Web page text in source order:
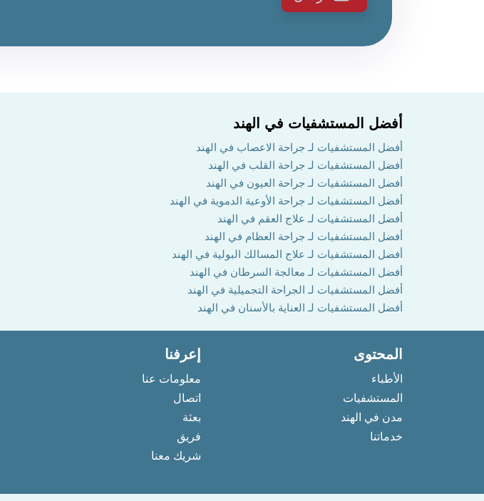
أفضل المستشفيات في الهند
أفضل المستشفيات لـ جراحة الاعصاب في الهند
أفضل المستشفيات لـ جراحة القلب في الهند
أفضل المستشفيات لـ جراحة العيون في الهند
أفضل المستشفيات لـ جراحة الأوعية الدموية في الهند
أفضل المستشفيات لـ علاج العقم في الهند
أفضل المستشفيات لـ جراحة العظام في الهند
أفضل المستشفيات لـ علاج المسالك البولية في الهند
أفضل المستشفيات لـ معالجة السرطان في الهند
أفضل المستشفيات لـ الجراحة التجميلية في الهند
أفضل المستشفيات لـ العناية بالأسنان في الهند
المحتوى
الأطباء
المستشفيات
مدن في الهند
خدماتنا
إعرفنا
معلومات عنا
اتصال
بعثة
فريق
شريك معنا